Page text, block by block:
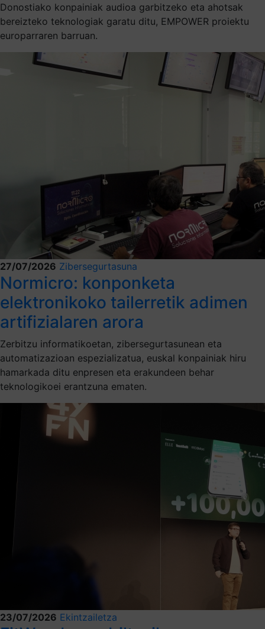
Donostiako konpainiak audioa garbitzeko eta ahotsak
bereizteko teknologiak garatu ditu, EMPOWER proiektu
europarraren barruan.
27/07/2026 Zibersegurtasuna
Normicro: konponketa
elektronikoko tailerretik adimen
artifizialaren arora
Zerbitzu informatikoetan, zibersegurtasunean eta
automatizazioan espezializatua, euskal konpainiak hiru
hamarkada ditu enpresen eta erakundeen behar
teknologikoei erantzuna ematen.
23/07/2026 Ekintzailetza